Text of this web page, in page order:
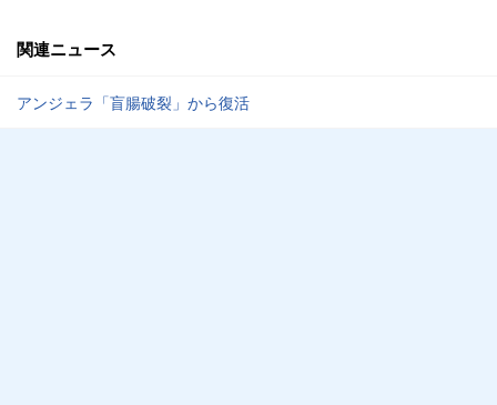
関連ニュース
アンジェラ「盲腸破裂」から復活